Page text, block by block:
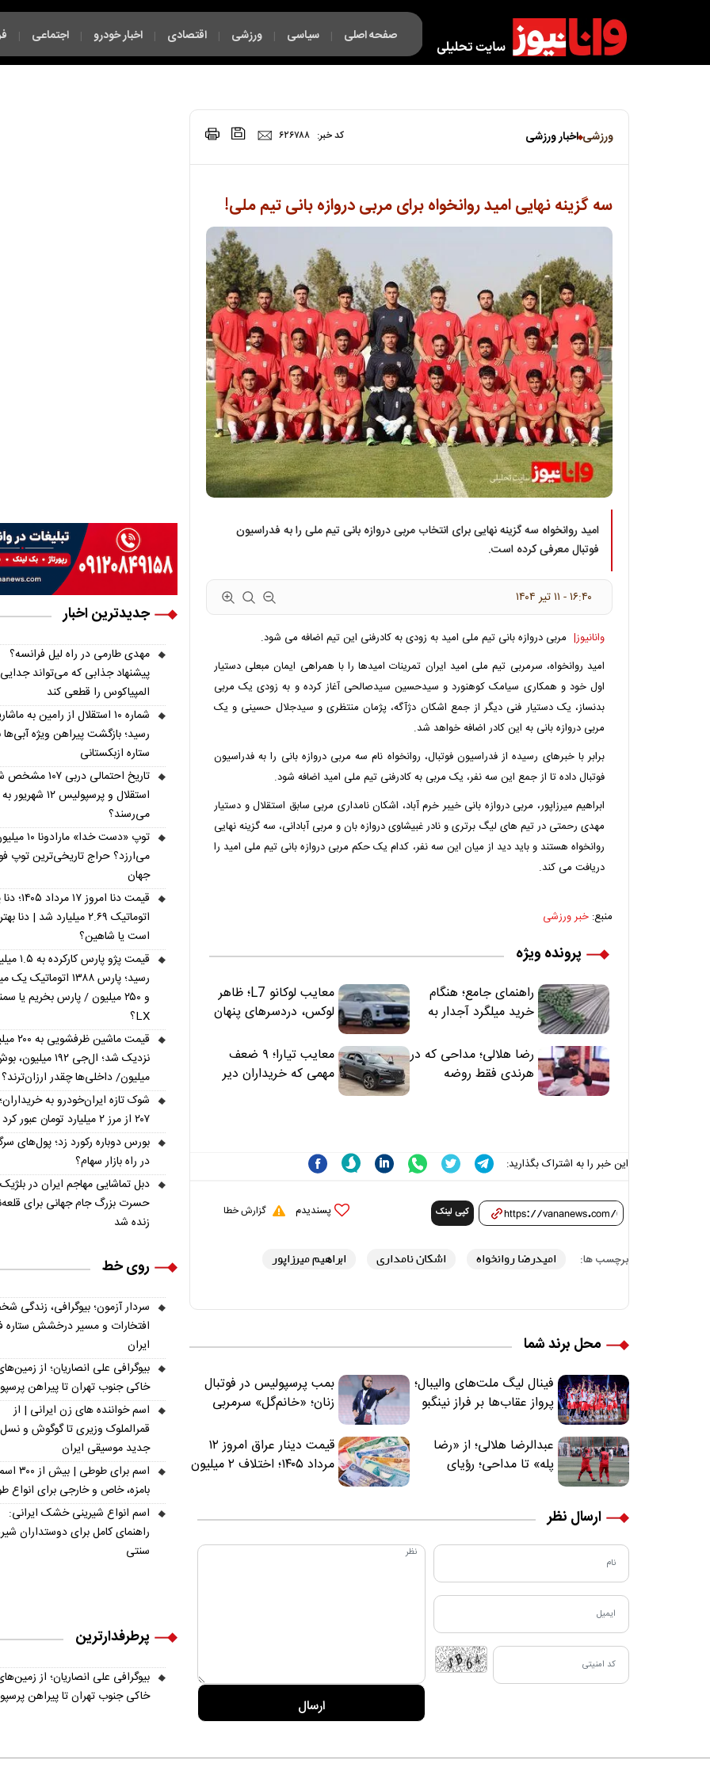
صفحه اصلی | سیاسی | ورزشی | اقتصادی | اخبار خودرو | اجتماعی |
فکت لایف
| چند رسانه ای |
ورزشی اخبار ورزشی کد خبر: ۶۲۶۷۸۸
سه گزینه نهایی امید روانخواه برای مربی دروازه بانی تیم ملی!
امید روانخواه سه گزینه نهایی برای انتخاب مربی دروازه بانی تیم ملی را به فدراسیون
فوتبال معرفی کرده است.
۱۶:۴۰ - ۱۱ تير ۱۴۰۴
وانانیوز| مربی دروازه بانی تیم ملی امید به زودی به کادرفنی این تیم اضافه می شود.
امید روانخواه، سرمربی تیم ملی امید ایران تمرینات امیدها را با همراهی ایمان مبعلی دستیار
اول خود و همکاری سیامک کوهنورد و سیدحسین سیدصالحی آغاز کرده و به زودی یک مربی
بدنساز، یک دستیار فنی دیگر از جمع اشکان دژآگه، پژمان منتظری و سیدجلال حسینی و یک
مربی دروازه بانی به این کادر اضافه خواهد شد.
برابر با خبرهای رسیده از فدراسیون فوتبال، روانخواه نام سه مربی دروازه بانی را به فدراسیون
فوتبال داده تا از جمع این سه نفر، یک مربی به کادرفنی تیم ملی امید اضافه شود.
ابراهیم میرزاپور، مربی دروازه بانی خیبر خرم آباد، اشکان نامداری مربی سابق استقلال و دستیار
مهدی رحمتی در تیم های لیگ برتری و نادر غبیشاوی دروازه بان و مربی آبادانی، سه گزینه نهایی
روانخواه هستند و باید دید از میان این سه نفر، کدام یک حکم مربی دروازه بانی تیم ملی امید را
دریافت می کند.
منبع: خبر ورزشی
پرونده ویژه
راهنمای جامع؛ هنگام
خرید میلگرد آجدار به
معایب لوکانو L7؛ ظاهر
لوکس، دردسرهای پنهان
رضا هلالی؛ مداحی که در
هرندی فقط روضه
معایب تیارا؛ ۹ ضعف
مهمی که خریداران دیر
این خبر را به اشتراک بگذارید:
کپی لینک پسندیدم گزارش خطا
برچسب ها: امیدرضا روانخواه اشکان نامداری ابراهیم میرزاپور
محل برند شما
فینال لیگ ملت‌های والیبال؛
پرواز عقاب‌ها بر فراز نینگبو
بمب پرسپولیس در فوتبال
زنان؛ «خانم‌گل» سرمربی
عبدالرضا هلالی؛ از «رضا
پله» تا مداحی؛ رؤیای
قیمت دینار عراق امروز ۱۲
مرداد ۱۴۰۵؛ اختلاف ۲ میلیون
ارسال نظر
جدیدترین اخبار
مهدی طارمی در راه لیل فرانسه؟
پیشنهاد جذابی که می‌تواند
المپیاکوس را قطعی کند
شماره ۱۰ استقلال از رامین به
رسید؛ بازگشت پیراهن ویژه آبی‌ها
ستاره ازبکستانی
تاریخ احتمالی دربی ۱۰۷
استقلال و پرسپولیس ۱۲
می‌رسند؟
توپ «دست خدا»
می‌ارزد؟ حراج تاریخی‌ترین توپ
جهان
قیمت دنا امروز
اتوماتیک ۲.۶۹ میلیارد شد | دنا بهتر
است یا شاهین؟
قیمت پژو پارس
رسید؛ پارس ۱۳۸۸ اتوماتیک
و ۲۵۰ میلیون / پارس بخریم یا
LX؟
قیمت ماشین
میلیون/ داخلی‌ها چقدر ارزان‌ترند؟
شوک تازه ایران‌خودرو به
۲۰۷ از مرز ۲ میلیارد تومان عبور کرد
بورس دوباره رکورد زد؛ پول‌های
در راه بازار سهام؟
دبل تماشایی مهاجم ایران در
حسرت بزرگ جام جهانی برای
زنده شد
روی خط
سردار آزمون؛ بیوگرافی، زندگی
افتخارات و مسیر درخشش ستاره
ایران
بیوگرافی علی انصاریان؛ از
خاکی جنوب تهران تا پیراهن
اسم خواننده های زن ایرانی | از
قمرالملوک وزیری تا گوگوش و نسل
جدید موسیقی ایران
اسم برای
بامزه، خاص و خارجی برای انواع
اسم انواع شیرینی خشک ایرانی:
راهنمای کامل برای دوستداران
سنتی
پرطرفدارترین
بیوگرافی علی انصاریان؛ از
خاکی جنوب تهران تا پیراهن